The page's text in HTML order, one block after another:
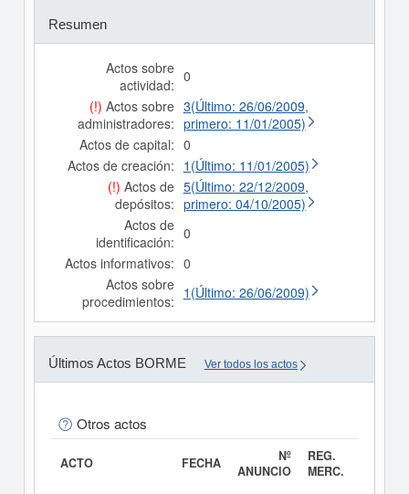
Resumen
Actos sobre
actividad: 0
(!) Actos sobre
administradores:
3(Último: 26/06/2009,
primero: 11/01/2005)
Actos de capital: 0
Actos de creación: 1(Último: 11/01/2005)
(!) Actos de
depósitos:
5(Último: 22/12/2009,
primero: 04/10/2005)
Actos de
identificación: 0
Actos informativos: 0
Actos sobre
procedimientos: 1(Último: 26/06/2009)
Últimos Actos BORME Ver todos los actos
Otros actos
ACTO FECHA
Nº
ANUNCIO
REG.
MERC.